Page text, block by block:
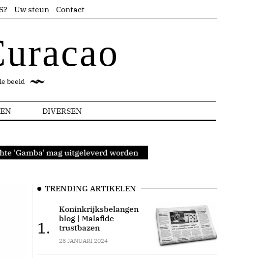
Uw steun Contact
beeld
DIVERSEN
'Gamba' mag uitgeleverd worden
TRENDING ARTIKELEN
1.
Koninkrijksbelangen
blog | Malafide
trustbazen
28 JANUARI 2024